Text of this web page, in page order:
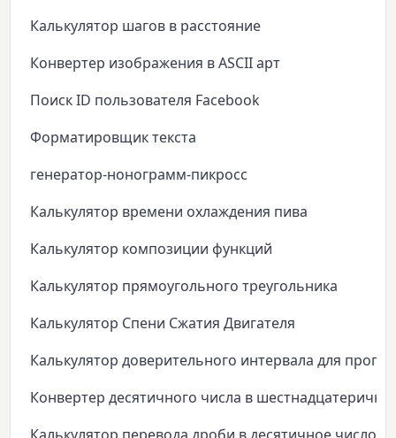
Калькулятор шагов в расстояние
Конвертер изображения в ASCII арт
Поиск ID пользователя Facebook
Форматировщик текста
генератор-нонограмм-пикросс
Калькулятор времени охлаждения пива
Калькулятор композиции функций
Калькулятор прямоугольного треугольника
Калькулятор Спени Сжатия Двигателя
Калькулятор доверительного интервала для
Конвертер десятичного числа в